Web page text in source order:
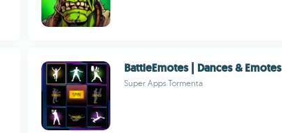
BattleEmotes | Dances & Emotes
Super Apps Tormenta